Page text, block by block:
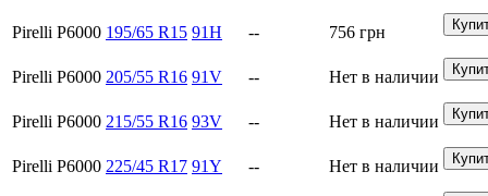
Pirelli P6000 195/65 R15 91H -- 756 грн
Pirelli P6000 205/55 R16 91V -- Нет в наличии
Pirelli P6000 215/55 R16 93V -- Нет в наличии
Pirelli P6000 225/45 R17 91Y -- Нет в наличии